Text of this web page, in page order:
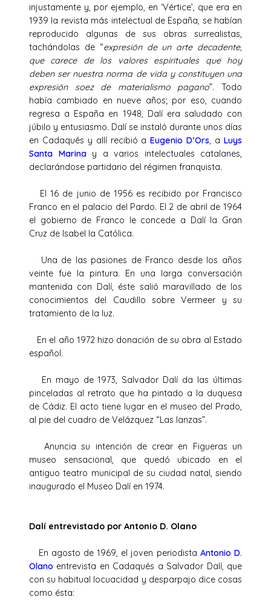
injustamente y, por ejemplo, en ‘Vértice’, que era en
1939 la revista más intelectual de España, se habían
reproducido algunas de sus obras surrealistas,
tachándolas de “expresión de un arte decadente,
que carece de los valores espirituales que hoy
deben ser nuestra norma de vida y constituyen una
expresión soez de materialismo pagano”. Todo
había cambiado en nueve años; por eso, cuando
regresa a España en 1948, Dalí era saludado con
júbilo y entusiasmo. Dalí se instaló durante unos días
en Cadaqués y allí recibió aEugenio D’Ors , aLuys
Santa Marinay a varios intelectuales catalanes,
declarándose partidario del régimen franquista.
El 16 de junio de 1956 es recibido por Francisco
Franco en el palacio del Pardo. El 2 de abril de 1964
el gobierno de Franco le concede a Dalí la Gran
Cruz de Isabel la Católica.
Una de las pasiones de Franco desde los años
veinte fue la pintura. En una larga conversación
mantenida con Dalí, éste salió maravillado de los
conocimientos del Caudillo sobre Vermeer y su
tratamiento de la luz.
En el año 1972 hizo donación de su obra al Estado
español.
En mayo de 1973, Salvador Dalí da las últimas
pinceladas al retrato que ha pintado a la duquesa
de Cádiz. El acto tiene lugar en el museo del Prado,
al pie del cuadro de Velázquez “Las lanzas”.
Anuncia su intención de crear en Figueras un
museo sensacional, que quedó ubicado en el
antiguo teatro municipal de su ciudad natal, siendo
inaugurado el Museo Dalí en 1974.
Dalí entrevistado por Antonio D. Olano
En agosto de 1969, el joven periodista Antonio D.
Olano entrevista en Cadaqués a Salvador Dalí, que
con su habitual locuacidad y desparpajo dice cosas
como ésta: